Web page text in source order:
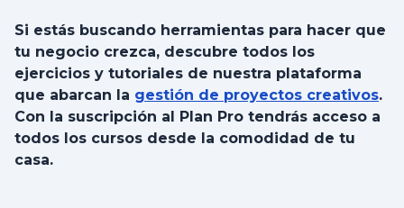
Si estás buscando herramientas para hacer que
tu negocio crezca, descubre todos los
ejercicios y tutoriales de nuestra plataforma
que abarcan la gestión de proyectos creativos.
Con la suscripción al Plan Pro tendrás acceso a
todos los cursos desde la comodidad de tu
casa.